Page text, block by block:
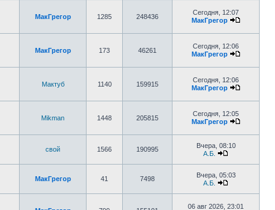
МакГрегор 1285 248436
Сегодня, 12:07
МакГрегор
МакГрегор 173 46261
Сегодня, 12:06
МакГрегор
Мактуб 1140 159915
Сегодня, 12:06
МакГрегор
Mikman 1448 205815
Сегодня, 12:05
МакГрегор
свой 1566 190995
Вчера, 08:10
А.Б.
МакГрегор 41 7498
Вчера, 05:03
А.Б.
06 авг 2026, 23:01